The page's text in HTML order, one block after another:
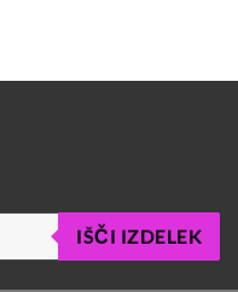
IŠČI IZDELEK